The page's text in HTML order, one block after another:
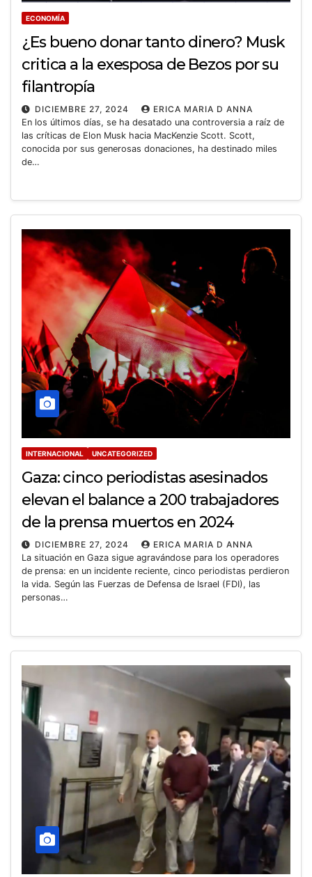
ECONOMÍA
¿Es bueno donar tanto dinero? Musk
critica a la exesposa de Bezos por su
filantropía
DICIEMBRE 27, 2024
ERICA MARIA D ANNA
En los últimos días, se ha desatado una controversia a raíz de
las críticas de Elon Musk hacia MacKenzie Scott. Scott,
conocida por sus generosas donaciones, ha destinado miles
de…
INTERNACIONAL UNCATEGORIZED
Gaza: cinco periodistas asesinados
elevan el balance a 200 trabajadores
de la prensa muertos en 2024
DICIEMBRE 27, 2024
ERICA MARIA D ANNA
La situación en Gaza sigue agravándose para los operadores
de prensa: en un incidente reciente, cinco periodistas perdieron
la vida. Según las Fuerzas de Defensa de Israel (FDI), las
personas…